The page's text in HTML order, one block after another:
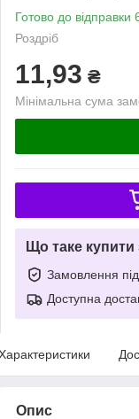
Готово до відправки
Роздріб
11,93 ₴
Мінімальна сума
Що таке
Замовлення
Доступна
Опис